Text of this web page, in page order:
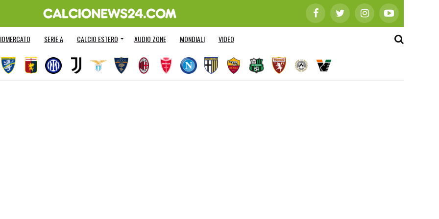
SERIE A CALCIO ESTERO AUDIO ZONE MONDIALI VIDEO